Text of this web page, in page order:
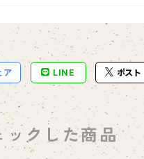
ア LINE ポスト
ックした商品